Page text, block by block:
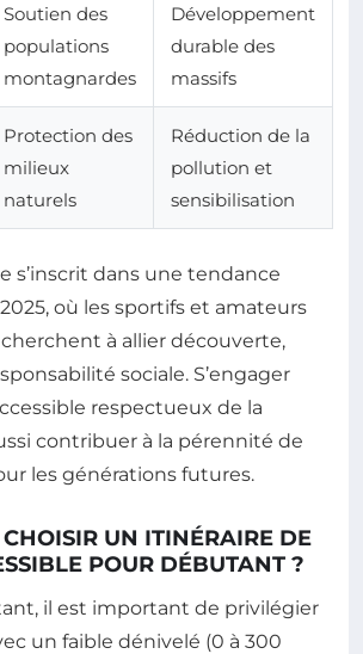
Soutien des
populations
montagnardes
Développement
durable des
massifs
Protection des
milieux
naturels
Réduction de la
pollution et
sensibilisation
s’inscrit dans une tendance
où les sportifs et amateurs
à allier découverte,
sociale. S’engager
respectueux de la
contribuer à la pérennité de
les générations futures.
UN ITINÉRAIRE DE
POUR DÉBUTANT ?
il est important de privilégier
un faible dénivelé (0 à 300